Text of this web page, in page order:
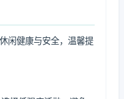
闲健康与安全，温馨提